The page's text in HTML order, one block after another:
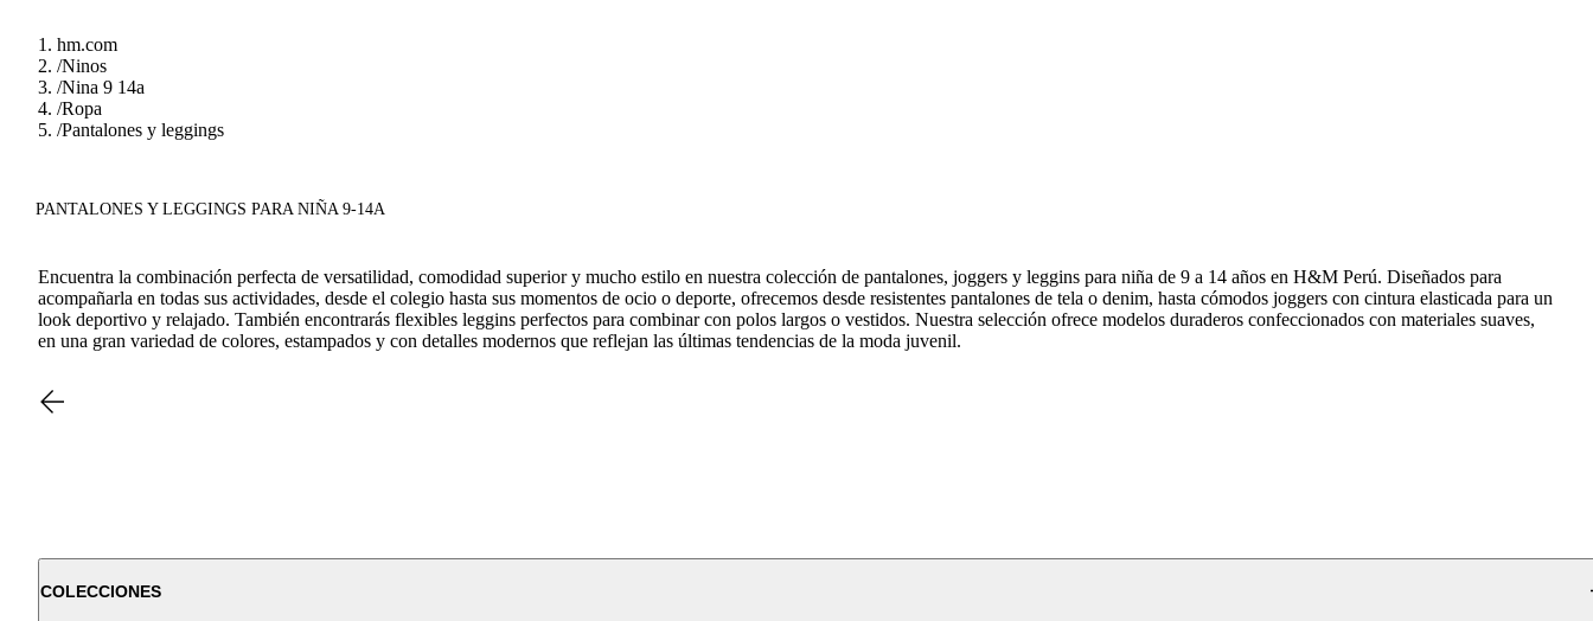
hm.com
/Ninos
/Nina 9 14a
/Ropa
/Pantalones y leggings
PANTALONES Y LEGGINGS PARA NIÑA 9-14A
Encuentra la combinación perfecta de versatilidad, comodidad superior y mucho estilo en nuestra colección de pantalones, joggers y leggins para niña de 9 a 14 años en H&M Perú. Diseñados para
acompañarla en todas sus actividades, desde el colegio hasta sus momentos de ocio o deporte, ofrecemos desde resistentes pantalones de tela o denim, hasta cómodos joggers con cintura elasticada para un
look deportivo y relajado. También encontrarás flexibles leggins perfectos para combinar con polos largos o vestidos. Nuestra selección ofrece modelos duraderos confeccionados con materiales suaves,
en una gran variedad de colores, estampados y con detalles modernos que reflejan las últimas tendencias de la moda juvenil.
COLECCIONES